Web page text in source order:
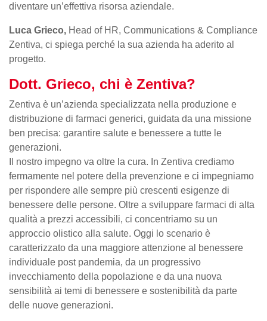
diventare un’effettiva risorsa aziendale.
Luca Grieco, Head of HR, Communications & Compliance
Zentiva, ci spiega perché la sua azienda ha aderito al
progetto.
Dott. Grieco, chi è Zentiva?
Zentiva è un’azienda specializzata nella produzione e
distribuzione di farmaci generici, guidata da una missione
ben precisa: garantire salute e benessere a tutte le
generazioni.
Il nostro impegno va oltre la cura. In Zentiva crediamo
fermamente nel potere della prevenzione e ci impegniamo
per rispondere alle sempre più crescenti esigenze di
benessere delle persone. Oltre a sviluppare farmaci di alta
qualità a prezzi accessibili, ci concentriamo su un
approccio olistico alla salute. Oggi lo scenario è
caratterizzato da una maggiore attenzione al benessere
individuale post pandemia, da un progressivo
invecchiamento della popolazione e da una nuova
sensibilità ai temi di benessere e sostenibilità da parte
delle nuove generazioni.